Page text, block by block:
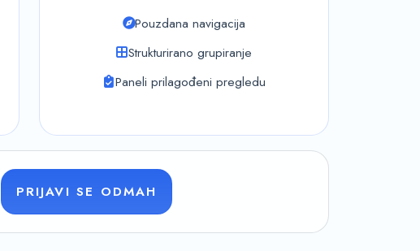
Pouzdana navigacija
Strukturirano grupiranje
Paneli prilagođeni pregledu
PRIJAVI SE ODMAH